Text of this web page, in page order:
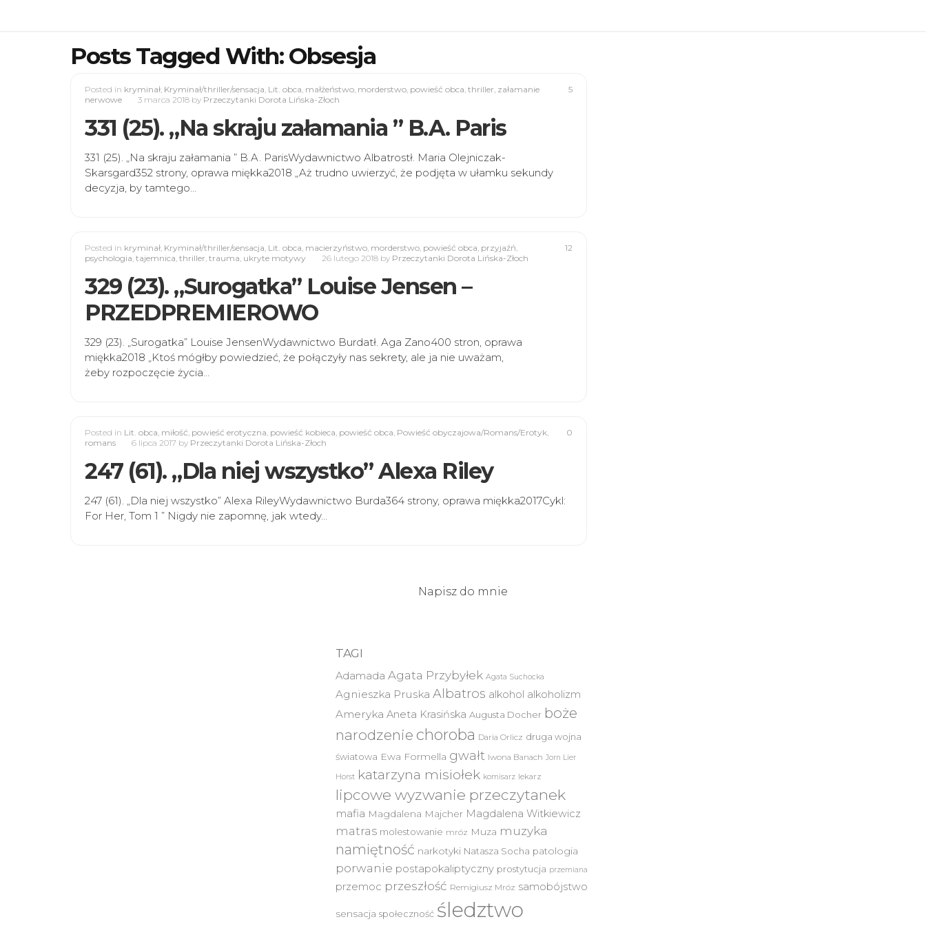
Posts Tagged With: Obsesja
5
Posted in kryminał, Kryminał/thriller/sensacja, Lit. obca, małżeństwo, morderstwo, powieść obca, thriller, załamanie
nerwowe
3 marca 2018 by Przeczytanki Dorota Lińska-Złoch
331 (25). „Na skraju załamania ” B.A. Paris
331 (25). „Na skraju załamania ” B.A. ParisWydawnictwo Albatrostł. Maria Olejniczak-
Skarsgard352 strony, oprawa miękka2018 „Aż trudno uwierzyć, że podjęta w ułamku sekundy
decyzja, by tamtego…
12
Posted in kryminał, Kryminał/thriller/sensacja, Lit. obca, macierzyństwo, morderstwo, powieść obca, przyjaźń,
psychologia, tajemnica, thriller, trauma, ukryte motywy 26 lutego 2018 by Przeczytanki Dorota Lińska-Złoch
329 (23). „Surogatka” Louise Jensen –
PRZEDPREMIEROWO
329 (23). „Surogatka” Louise JensenWydawnictwo Burdatł. Aga Zano400 stron, oprawa
miękka2018 „Ktoś mógłby powiedzieć, że połączyły nas sekrety, ale ja nie uważam,
żeby rozpoczęcie życia…
0
Posted in Lit. obca, miłość, powieść erotyczna, powieść kobieca, powieść obca, Powieść obyczajowa/Romans/Erotyk,
romans
6 lipca 2017 by Przeczytanki Dorota Lińska-Złoch
247 (61). „Dla niej wszystko” Alexa Riley
247 (61). „Dla niej wszystko” Alexa RileyWydawnictwo Burda364 strony, oprawa miękka2017Cykl:
For Her, Tom 1 ” Nigdy nie zapomnę, jak wtedy…
Napisz do mnie
TAGI
Adamada Agata Przybyłek Agata Suchocka
Agnieszka Pruska Albatros alkohol alkoholizm
Ameryka Aneta Krasińska Augusta Docher boże
narodzenie choroba Daria Orlicz druga wojna
światowa Ewa Formella gwałt Iwona Banach Jorn Lier
Horst katarzyna misiołek komisarz lekarz
lipcowe wyzwanie przeczytanek
mafia Magdalena Majcher Magdalena Witkiewicz
matras molestowanie mróz Muza muzyka
namiętność narkotyki Natasza Socha patologia
porwanie postapokaliptyczny prostytucja przemiana
przemoc przeszłość Remigiusz Mróz samobójstwo
sensacja społeczność śledztwo